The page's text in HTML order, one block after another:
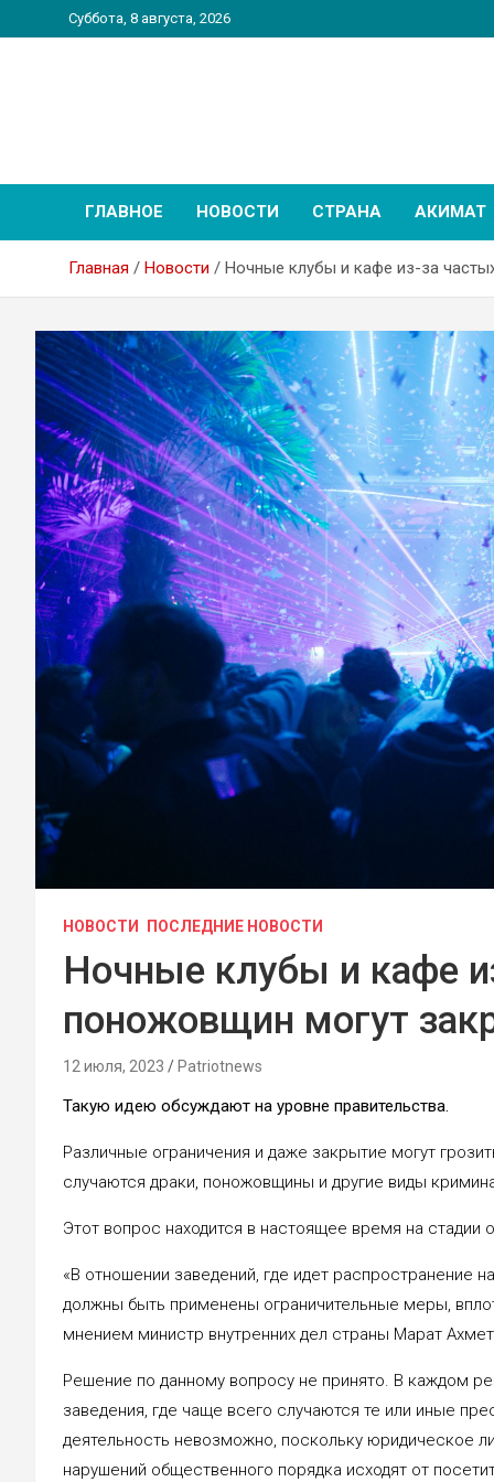
к
Суббота, 8 августа, 2026
ГЛАВНОЕ НОВОСТИ СТРАНА АКИМАТ
Главная Новости Ночные клубы и кафе из-за
НОВОСТИ ПОСЛЕДНИЕ НОВОСТИ
Ночные клубы и кафе
поножовщин могут
12 июля, 2023 Patriotnews
Такую идею обсуждают на уровне правительства.
Различные ограничения и даже закрытие могут
случаются драки, поножовщины и другие виды
Этот вопрос находится в настоящее время на стадии
«В отношении заведений, где идет распространение
должны быть применены ограничительные меры,
мнением министр внутренних дел страны Марат
Решение по данному вопросу не принято. В каждом
заведения, где чаще всего случаются те или иные
деятельность невозможно, поскольку юридическое
нарушений общественного порядка исходят от